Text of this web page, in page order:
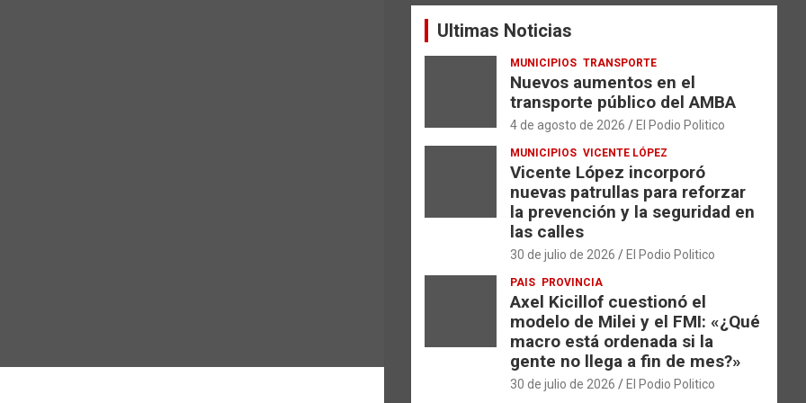
a
Ultimas Noticias
MUNICIPIOS TRANSPORTE
Nuevos aumentos en el
transporte público del AMBA
4 de agosto de 2026 El Podio Politico
MUNICIPIOS VICENTE LÓPEZ
Vicente López incorporó
nuevas patrullas para reforzar
la prevención y la seguridad en
las calles
30 de julio de 2026 El Podio Politico
PAIS PROVINCIA
Axel Kicillof cuestionó el
modelo de Milei y el FMI: «¿Qué
macro está ordenada si la
gente no llega a fin de mes?»
30 de julio de 2026 El Podio Politico